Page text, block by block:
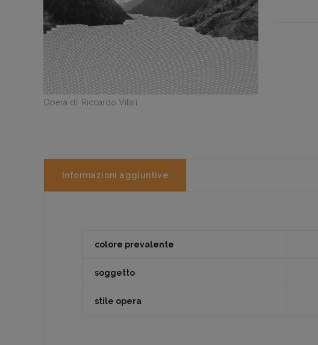
Opera di: Riccardo Vitali
Informazioni aggiuntive
colore prevalente
soggetto
stile opera